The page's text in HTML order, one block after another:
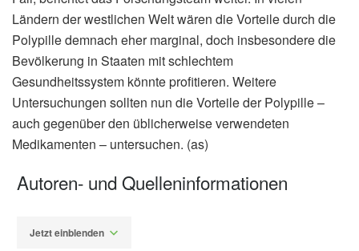
Ländern der westlichen Welt wären die Vorteile durch die
Polypille demnach eher marginal, doch insbesondere die
Bevölkerung in Staaten mit schlechtem
Gesundheitssystem könnte profitieren. Weitere
Untersuchungen sollten nun die Vorteile der Polypille –
auch gegenüber den üblicherweise verwendeten
Medikamenten – untersuchen. (as)
Autoren- und Quelleninformationen
Jetzt einblenden